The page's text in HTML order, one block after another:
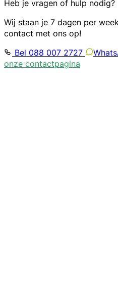
Heb je vragen of hulp nodig?
Wij staan je 7 dagen per
contact met ons op!
Bel 088 007 2727
onze contactpagina